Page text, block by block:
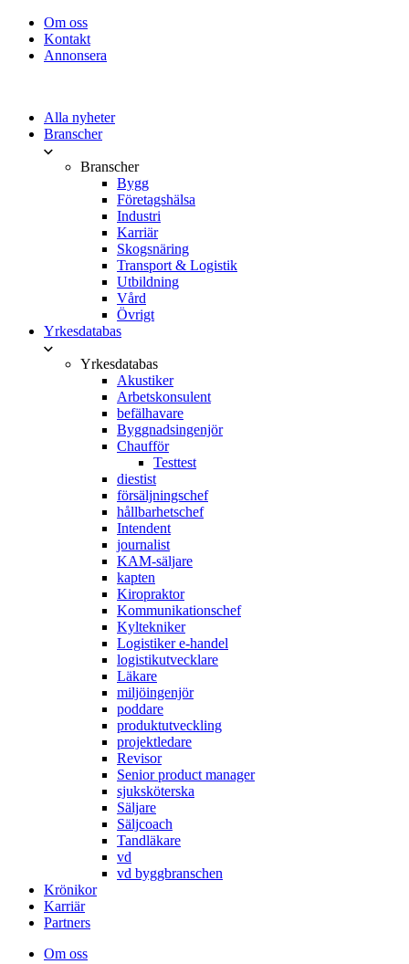
Om oss
Kontakt
Annonsera
Alla nyheter
Branscher
Branscher
Bygg
Företagshälsa
Industri
Karriär
Skogsnäring
Transport & Logistik
Utbildning
Vård
Övrigt
Yrkesdatabas
Yrkesdatabas
Akustiker
Arbetskonsulent
befälhavare
Byggnadsingenjör
Chaufför
Testtest
diestist
försäljningschef
hållbarhetschef
Intendent
journalist
KAM-säljare
kapten
Kiropraktor
Kommunikationschef
Kyltekniker
Logistiker e-handel
logistikutvecklare
Läkare
miljöingenjör
poddare
produktutveckling
projektledare
Revisor
Senior product manager
sjuksköterska
Säljare
Säljcoach
Tandläkare
vd
vd byggbranschen
Krönikor
Karriär
Partners
Om oss